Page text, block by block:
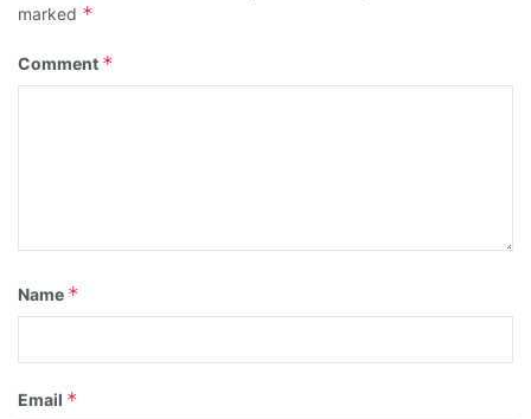
marked *
Comment *
Name *
Email *